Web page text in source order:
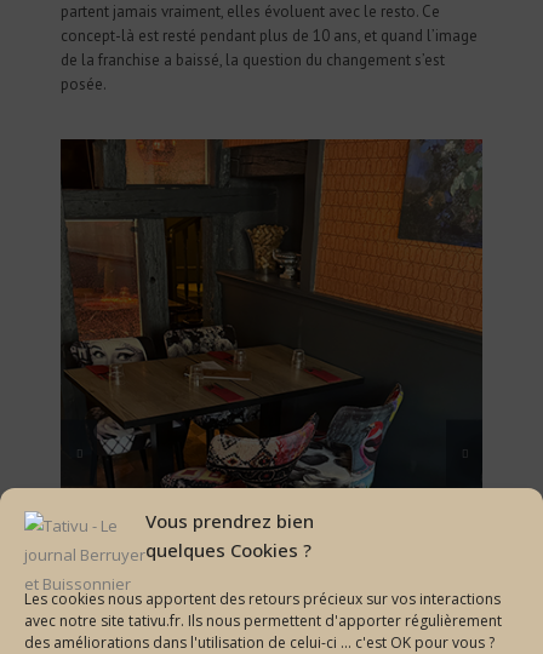
Vous prendrez bien
quelques Cookies ?
Les cookies nous apportent des retours précieux sur vos interactions
avec notre site tativu.fr. Ils nous permettent d'apporter régulièrement
des améliorations dans l'utilisation de celui-ci ... c'est OK pour vous ?
partent jamais vraiment, elles évoluent avec le resto. Ce
concept-là est resté pendant plus de 10 ans, et quand l’image
de la franchise a baissé, la question du changement s’est
posée.